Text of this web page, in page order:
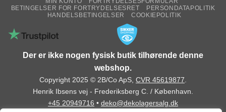
BETINGELSER FOR FORTRYDELSESRET
PERSONDATAPOLITIK
HANDELSBETINGELSER
COOKIEPOLITIK
Der er ikke nogen fysisk butik tilhørende denne
webshop.
Copyright 2025 © 2B/Co ApS, CVR 45619877.
Henrik Ibsens vej - Frederiksberg C. / København.
+45 20949716 • deko@dekolagersalg.dk